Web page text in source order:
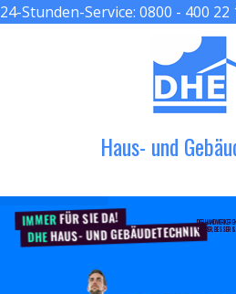
24-Stunden-Service: 0800 - 400 22
Haus- und
IMMERFÜR SIE DA!
DHEHAUS- UND GEBÄUDETECHNIK
DER HANDWERKER
GRÖßER, BESSER &